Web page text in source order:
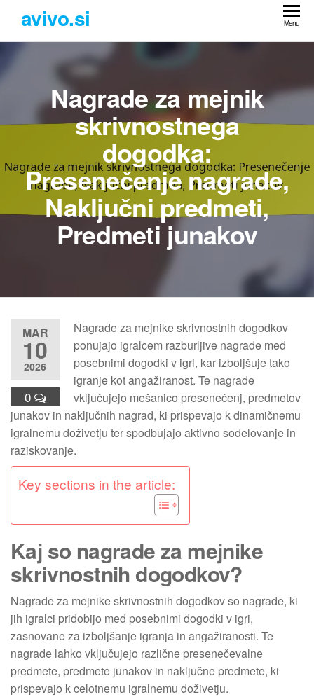
the
content
avivo.si Menu
Nagrade za mejnik
skrivnostnega
dogodka:
Presenečenje nagrade,
Naključni predmeti,
Predmeti junakov
MAR
10
2026
0
Nagrade za mejnike skrivnostnih dogodkov
ponujajo igralcem razburljive nagrade med
posebnimi dogodki v igri, kar izboljšuje tako
igranje kot angažiranost. Te nagrade
vključujejo mešanico presenečenj, predmetov
junakov in naključnih nagrad, ki prispevajo k dinamičnemu
igralnemu doživetju ter spodbujajo aktivno sodelovanje in
raziskovanje.
Key sections in the article:
Kaj so nagrade za mejnike
skrivnostnih dogodkov?
Nagrade za mejnike skrivnostnih dogodkov so nagrade, ki
jih igralci pridobijo med posebnimi dogodki v igri,
zasnovane za izboljšanje igranja in angažiranosti. Te
nagrade lahko vključujejo različne presenečevalne
predmete, predmete junakov in naključne predmete, ki
prispevajo k celotnemu igralnemu doživetju.